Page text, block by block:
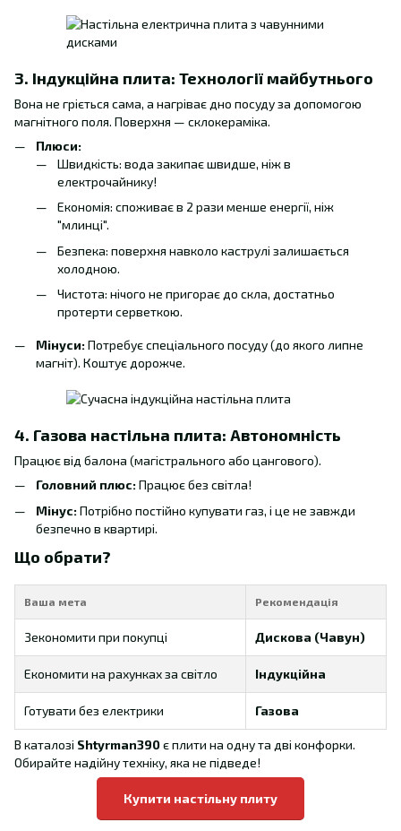
3. Індукційна плита: Технології майбутнього
Вона не гріється сама, а нагріває дно посуду за допомогою
магнітного поля. Поверхня — склокераміка.
Плюси:
Швидкість: вода закипає швидше, ніж в
електрочайнику!
Економія: споживає в 2 рази менше енергії, ніж
"млинці".
Безпека: поверхня навколо каструлі залишається
холодною.
Чистота: нічого не пригорає до скла, достатньо
протерти серветкою.
Мінуси:Потребує спеціального посуду (до якого липне
магніт). Коштує дорожче.
4. Газова настільна плита: Автономність
Працює від балона (магістрального або цангового).
Головний плюс:Працює без світла!
Мінус:Потрібно постійно купувати газ, і це не завжди
безпечно в квартирі.
Що обрати?
Ваша мета Рекомендація
Зекономити при покупці Дискова (Чавун)
Економити на рахунках за світло Індукційна
Готувати без електрики Газова
В каталозі Shtyrman390є плити на одну та дві конфорки.
Обирайте надійну техніку, яка не підведе!
Купити настільну плиту